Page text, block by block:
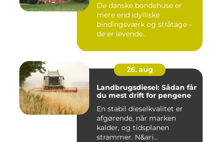
De danske bondehuse er
mere end idylliske
bindingsværk og stråtage –
de er levende...
26. aug
Landbrugsdiesel: Sådan får
du mest drift for pengene
En stabil dieselkvalitet er
afgørende, når marken
kalder, og tidsplanen
strammer. N&ari...